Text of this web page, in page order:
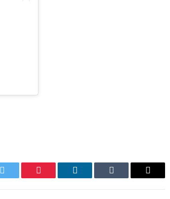
Twitter Pinterest LinkedIn Tumblr
E-